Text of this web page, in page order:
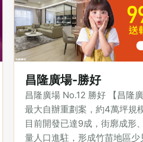
昌隆廣場-勝好
昌隆廣場 No.12 勝好 【昌隆廣場】為頭份市中心
最大自辦重劃案，約4萬坪規
目前開發已達9成，街廓成形
量人口進駐，形成竹苗地區少